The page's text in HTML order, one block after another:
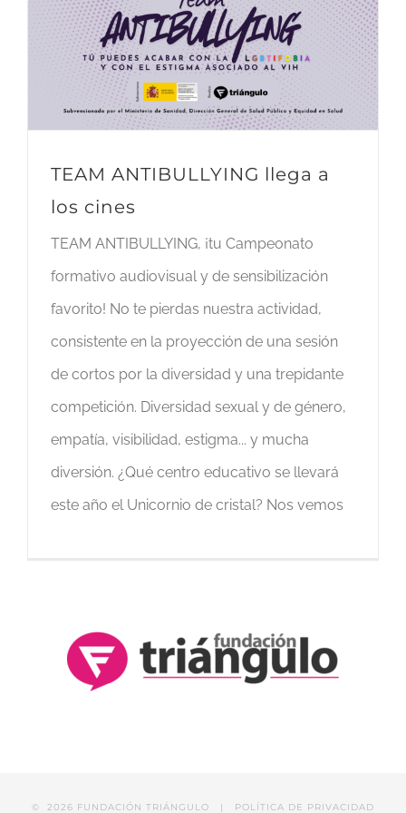
TEAM ANTIBULLYING llega a
los cines
TEAM ANTIBULLYING, ¡tu Campeonato
formativo audiovisual y de sensibilización
favorito! No te pierdas nuestra actividad,
consistente en la proyección de una sesión
de cortos por la diversidad y una trepidante
competición. Diversidad sexual y de género,
empatía, visibilidad, estigma... y mucha
diversión. ¿Qué centro educativo se llevará
este año el Unicornio de cristal? Nos vemos
© 2026 FUNDACIÓN TRIÁNGULO | POLÍTICA DE PRIVACIDAD